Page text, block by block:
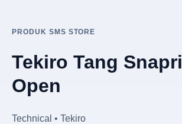
PRODUK SMS STORE
Tekiro Tang
Open
Technical • Tekiro